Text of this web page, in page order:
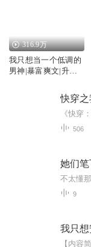
316.9万
我只想当一个低调的
男神|暴富爽文|升级
快穿
506
她们
不太懂
9
我只